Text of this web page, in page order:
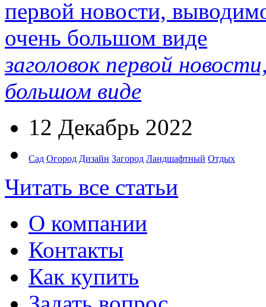
заголовок первой
большом виде
12 Декабрь 2022
Сад Огород Дизайн Загород Ландшафтный Отдых
Читать все статьи
О компании
Контакты
Как купить